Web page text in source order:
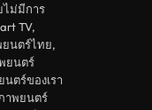
ไม่มีการ
TV,
ยนตร์ไทย,
ยนตร์
ตร์ของเรา
าพยนตร์